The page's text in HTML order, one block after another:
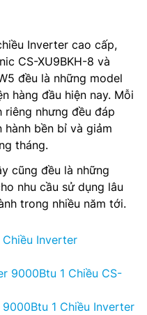
Inverter cao cấp,
CS-XU9BKH-8 và
đều là những model
hàng đầu hiện nay. Mỗi
riêng nhưng đều đáp
hành bền bỉ và giảm
tháng.
cũng đều là những
nhu cầu sử dụng lâu
trong nhiều năm tới.
Inverter
9000Btu 1 Chiều CS-
1 Chiều Inverter